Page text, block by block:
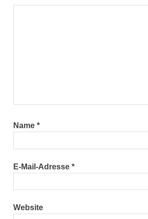
Name*
E-Mail-Adresse*
Website